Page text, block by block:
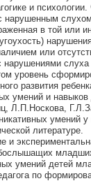
и
в той или
или
уровень
развития
умений и
Л.П.Носкова,
умений
литературе.
и
умений детей
по